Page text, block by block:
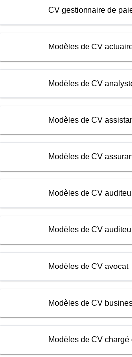
CV gestionnaire de
Modèles de CV
Modèles de CV
Modèles de CV
Modèles de CV
Modèles de CV
Modèles de CV
Modèles de CV avocat
Modèles de CV
Modèles de CV chargé